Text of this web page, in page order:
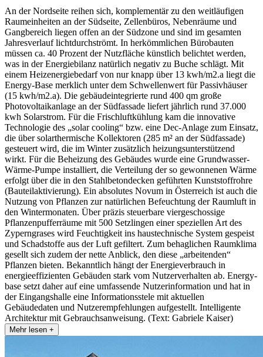
An der Nordseite reihen sich, komplementär zu den weitläufigen
Raumeinheiten an der Südseite, Zellenbüros, Nebenräume und
Gangbereich liegen offen an der Südzone und sind im gesamten
Jahresverlauf lichtdurchströmt. In herkömmlichen Bürobauten
müssen ca. 40 Prozent der Nutzfläche künstlich belichtet werden,
was in der Energiebilanz natürlich negativ zu Buche schlägt. Mit
einem Heizenergiebedarf von nur knapp über 13 kwh/m2.a liegt die
Energy-Base merklich unter dem Schwellenwert für Passivhäuser
(15 kwh/m2.a). Die gebäudeintegrierte rund 400 qm große
Photovoltaikanlage an der Südfassade liefert jährlich rund 37.000
kwh Solarstrom. Für die Frischluftkühlung kam die innovative
Technologie des „solar cooling“ bzw. eine Dec-Anlage zum Einsatz,
die über solarthermische Kollektoren (285 m² an der Südfassade)
gesteuert wird, die im Winter zusätzlich heizungsunterstützend
wirkt. Für die Beheizung des Gebäudes wurde eine Grundwasser-
Wärme-Pumpe installiert, die Verteilung der so gewonnenen Wärme
erfolgt über die in den Stahlbetondecken geführten Kunststoffrohre
(Bauteilaktivierung). Ein absolutes Novum in Österreich ist auch die
Nutzung von Pflanzen zur natürlichen Befeuchtung der Raumluft in
den Wintermonaten. Über präzis steuerbare viergeschossige
Pflanzenpufferräume mit 500 Setzlingen einer speziellen Art des
Zyperngrases wird Feuchtigkeit ins haustechnische System gespeist
und Schadstoffe aus der Luft gefiltert. Zum behaglichen Raumklima
gesellt sich zudem der nette Anblick, den diese „arbeitenden“
Pflanzen bieten. Bekanntlich hängt der Energieverbrauch in
energieeffizienten Gebäuden stark vom Nutzerverhalten ab. Energy-
base setzt daher auf eine umfassende Nutzerinformation und hat in
der Eingangshalle eine Informationsstele mit aktuellen
Gebäudedaten und Nutzerempfehlungen aufgestellt. Intelligente
Architektur mit Gebrauchsanweisung. (Text: Gabriele Kaiser)
Mehr lesen +